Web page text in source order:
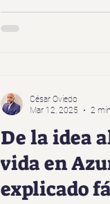
De la idea
vida en
explicado
César Oviedo
Mar 12, 2025
2